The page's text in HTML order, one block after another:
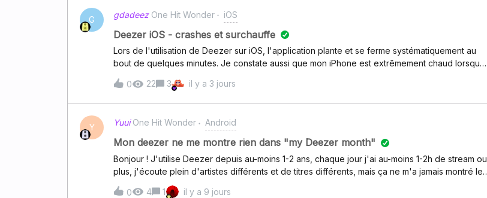
G gdadeez One Hit Wonder iOS
Deezer iOS - crashes et surchauffe
Lors de l'utilisation de Deezer sur iOS, l'application plante et se ferme systématiquement au
bout de quelques minutes. Je constate aussi que mon iPhone est extrêmement chaud lorsque
0
22 3 il y a 3 jours
Y Yuui One Hit Wonder Android
Mon deezer ne me montre rien dans "my Deezer month"
Bonjour ! J'utilise Deezer depuis au-moins 1-2 ans, chaque jour j'ai au-moins 1-2h de stream ou
plus, j'écoute plein d'artistes différents et de titres différents, mais ça ne m'a jamais montré le
Deezer wrapped ou le Deezer month, pourquoi ?
0
4 1 il y a 9 jours